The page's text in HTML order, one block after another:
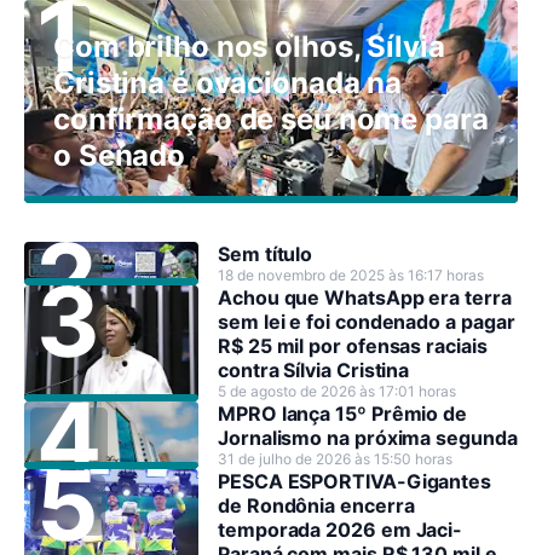
Com brilho nos olhos, Sílvia
Cristina é ovacionada na
confirmação de seu nome para
o Senado
Sem título
18 de novembro de 2025 às 16:17 horas
Achou que WhatsApp era terra
sem lei e foi condenado a pagar
R$ 25 mil por ofensas raciais
contra Sílvia Cristina
5 de agosto de 2026 às 17:01 horas
MPRO lança 15º Prêmio de
Jornalismo na próxima segunda
31 de julho de 2026 às 15:50 horas
PESCA ESPORTIVA-Gigantes
de Rondônia encerra
temporada 2026 em Jaci-